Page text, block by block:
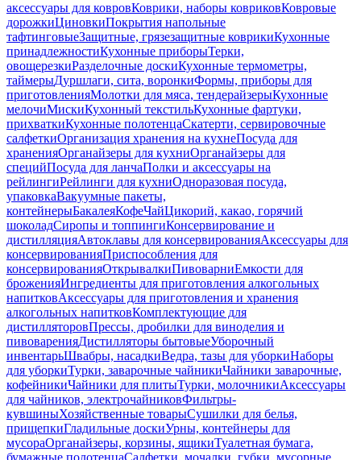
аксессуары для ковровКоврики, наборы ковриковКовровые
дорожкиЦиновкиПокрытия напольные
тафтинговыеЗащитные, грязезащитные коврикиКухонные
принадлежностиКухонные приборыТерки,
овощерезкиРазделочные доскиКухонные термометры,
таймерыДуршлаги, сита, воронкиФормы, приборы для
приготовленияМолотки для мяса, тендерайзерыКухонные
мелочиМискиКухонный текстильКухонные фартуки,
прихваткиКухонные полотенцаСкатерти, сервировочные
салфеткиОрганизация хранения на кухнеПосуда для
храненияОрганайзеры для кухниОрганайзеры для
специйПосуда для ланчаПолки и аксессуары на
рейлингиРейлинги для кухниОдноразовая посуда,
упаковкаВакуумные пакеты,
контейнерыБакалеяКофеЧайЦикорий, какао, горячий
шоколадСиропы и топпингиКонсервирование и
дистилляцияАвтоклавы для консервированияАксессуары для
консервированияПриспособления для
консервированияОткрывалкиПивоварниЕмкости для
броженияИнгредиенты для приготовления алкогольных
напитковАксессуары для приготовления и хранения
алкогольных напитковКомплектующие для
дистилляторовПрессы, дробилки для виноделия и
пивоваренияДистилляторы бытовыеУборочный
инвентарьШвабры, насадкиВедра, тазы для уборкиНаборы
для уборкиТурки, заварочные чайникиЧайники заварочные,
кофейникиЧайники для плитыТурки, молочникиАксессуары
для чайников, электрочайниковФильтры-
кувшиныХозяйственные товарыСушилки для белья,
прищепкиГладильные доскиУрны, контейнеры для
мусораОрганайзеры, корзины, ящикиТуалетная бумага,
бумажные полотенцаСалфетки, мочалки, губки, мусорные